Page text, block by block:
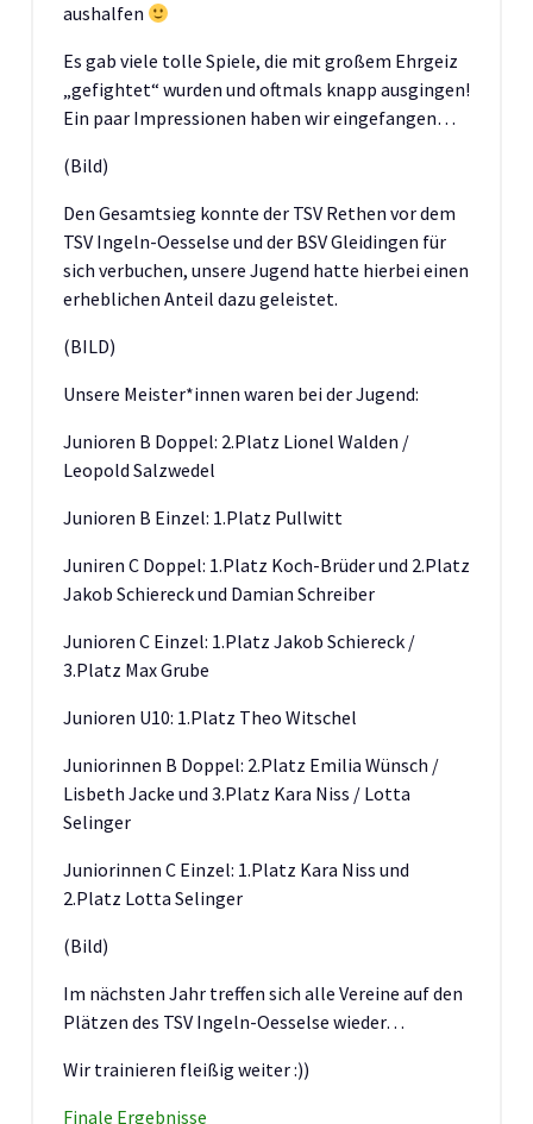
aushalfen
Es gab viele tolle Spiele, die mit großem Ehrgeiz
„gefightet“ wurden und oftmals knapp ausgingen!
Ein paar Impressionen haben wir eingefangen…
(Bild)
Den Gesamtsieg konnte der TSV Rethen vor dem
TSV Ingeln-Oesselse und der BSV Gleidingen für
sich verbuchen, unsere Jugend hatte hierbei einen
erheblichen Anteil dazu geleistet.
(BILD)
Unsere Meister*innen waren bei der Jugend:
Junioren B Doppel: 2.Platz Lionel Walden /
Leopold Salzwedel
Junioren B Einzel: 1.Platz Pullwitt
Juniren C Doppel: 1.Platz Koch-Brüder und 2.Platz
Jakob Schiereck und Damian Schreiber
Junioren C Einzel: 1.Platz Jakob Schiereck /
3.Platz Max Grube
Junioren U10: 1.Platz Theo Witschel
Juniorinnen B Doppel: 2.Platz Emilia Wünsch /
Lisbeth Jacke und 3.Platz Kara Niss / Lotta
Selinger
Juniorinnen C Einzel: 1.Platz Kara Niss und
2.Platz Lotta Selinger
(Bild)
Im nächsten Jahr treffen sich alle Vereine auf den
Plätzen des TSV Ingeln-Oesselse wieder…
Wir trainieren fleißig weiter :))
Finale Ergebnisse